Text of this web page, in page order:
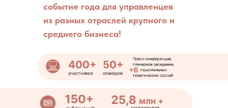
событие года для управленцев
из разных отраслей крупного и
среднего бизнеса!